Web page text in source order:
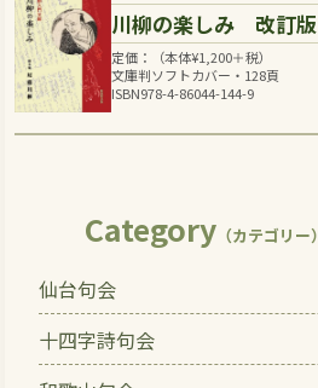
川柳の楽しみ 改訂版
定価：（本体¥1,200＋税）
文庫判ソフトカバー・128頁
ISBN978-4-86044-144-9
Category（カテゴリー）
仙台句会
十四字詩句会